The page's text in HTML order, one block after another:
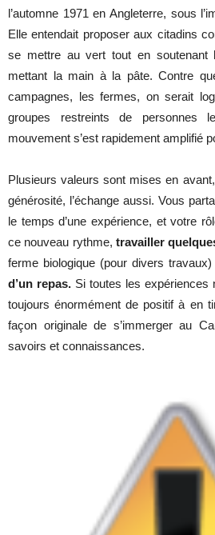
l’automne 1971 en Angleterre, sous
Elle entendait proposer aux citadins
se mettre au vert tout en soutenant
mettant la main à la pâte. Contre
campagnes, les fermes, on serait
groupes restreints de personnes
mouvement s’est rapidement amplifié
Plusieurs valeurs sont mises en
générosité, l’échange aussi. Vous
le temps d’une expérience, et votre
ce nouveau rythme, travailler
ferme biologique (pour divers travaux)
d’un repas. Si toutes les
toujours énormément de positif à en
façon originale de s’immerger au
savoirs et connaissances.